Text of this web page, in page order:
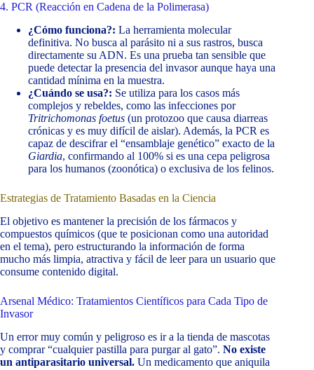
4. PCR (Reacción en Cadena de la Polimerasa)
¿Cómo funciona?: La herramienta molecular
definitiva. No busca al parásito ni a sus rastros, busca
directamente su ADN. Es una prueba tan sensible que
puede detectar la presencia del invasor aunque haya una
cantidad mínima en la muestra.
¿Cuándo se usa?: Se utiliza para los casos más
complejos y rebeldes, como las infecciones por
Tritrichomonas foetus (un protozoo que causa diarreas
crónicas y es muy difícil de aislar). Además, la PCR es
capaz de descifrar el “ensamblaje genético” exacto de la
Giardia, confirmando al 100% si es una cepa peligrosa
para los humanos (zoonótica) o exclusiva de los felinos.
Estrategias de Tratamiento Basadas en la Ciencia
El objetivo es mantener la precisión de los fármacos y
compuestos químicos (que te posicionan como una autoridad
en el tema), pero estructurando la información de forma
mucho más limpia, atractiva y fácil de leer para un usuario que
consume contenido digital.
Arsenal Médico: Tratamientos Científicos para Cada Tipo de
Invasor
Un error muy común y peligroso es ir a la tienda de mascotas
y comprar “cualquier pastilla para purgar al gato”. No existe
un antiparasitario universal. Un medicamento que aniquila